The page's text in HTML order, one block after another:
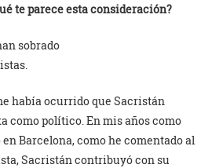
te parece esta consideración?
sobrado
había ocurrido que Sacristán
como político. En mis años como
Barcelona, como he comentado al
Sacristán contribuyó con su